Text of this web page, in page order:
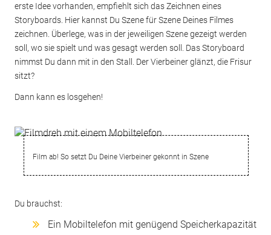
erste Idee vorhanden, empfiehlt sich das Zeichnen eines
Storyboards. Hier kannst Du Szene für Szene Deines Filmes
zeichnen. Überlege, was in der jeweiligen Szene gezeigt werden
soll, wo sie spielt und was gesagt werden soll. Das Storyboard
nimmst Du dann mit in den Stall. Der Vierbeiner glänzt, die Frisur
sitzt?
Dann kann es losgehen!
Film ab! So setzt Du Deine Vierbeiner gekonnt in Szene
Du brauchst:
Ein Mobiltelefon mit genügend Speicherkapazität